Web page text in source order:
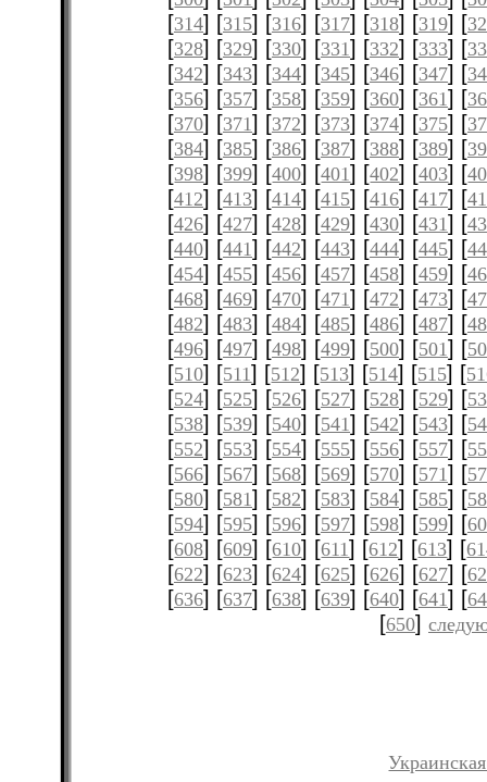
[314] [315] [316] [317] [318] [319] [
[328] [329] [330] [331] [332] [333] [
[342] [343] [344] [345] [346] [347] [
[356] [357] [358] [359] [360] [361] [
[370] [371] [372] [373] [374] [375] [
[384] [385] [386] [387] [388] [389] [
[398] [399] [400] [401] [402] [403] [
[412] [413] [414] [415] [416] [417] [
[426] [427] [428] [429] [430] [431] [
[440] [441] [442] [443] [444] [445] [
[454] [455] [456] [457] [458] [459] [
[468] [469] [470] [471] [472] [473] [
[482] [483] [484] [485] [486] [487] [
[496] [497] [498] [499] [500] [501] [
[510] [511] [512] [513] [514] [515] [
[524] [525] [526] [527] [528] [529] [
[538] [539] [540] [541] [542] [543] [
[552] [553] [554] [555] [556] [557] [
[566] [567] [568] [569] [570] [571] [
[580] [581] [582] [583] [584] [585] [
[594] [595] [596] [597] [598] [599] [
[608] [609] [610] [611] [612] [613] [
[622] [623] [624] [625] [626] [627] [
[636] [637] [638] [639] [640] [641] [
[650]